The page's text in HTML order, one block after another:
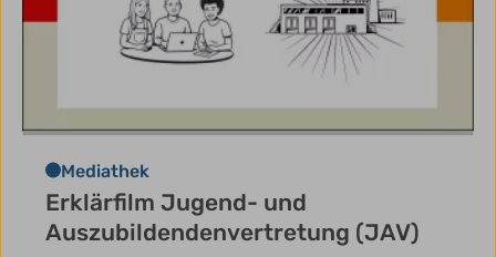
Mediathek
Erklärfilm Jugend- und
Auszubildendenvertretung (JAV)